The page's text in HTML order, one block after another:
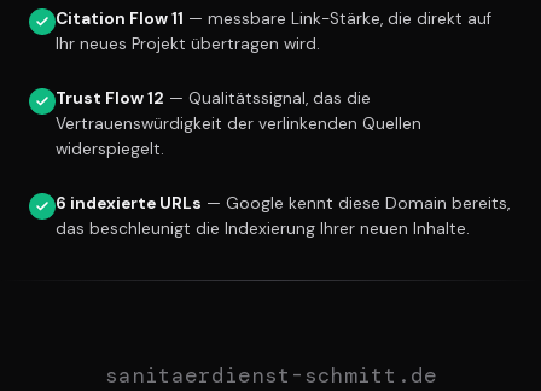
Citation Flow 11 — messbare Link-Stärke, die direkt auf
Ihr neues Projekt übertragen wird.
Trust Flow 12 — Qualitätssignal, das die
Vertrauenswürdigkeit der verlinkenden Quellen
widerspiegelt.
6 indexierte URLs — Google kennt diese Domain bereits,
das beschleunigt die Indexierung Ihrer neuen Inhalte.
sanitaerdienst-schmitt.de